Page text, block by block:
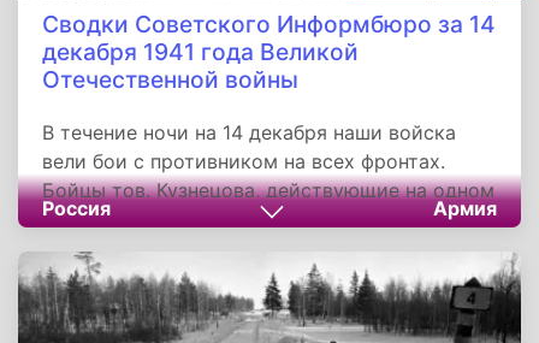
Сводки Советского Информбюро за 14
декабря 1941 года Великой
Отечественной войны
В течение ночи на 14 декабря наши войска
вели бои с противником на всех фронтах.
Бойцы тов. Кузнецова, действующие на одном
из участков Западного фронта, за день боёв
захватили 24 немецких танка, 9 бронемашин,
16 орудий, 7 миномётов, 186 автомашин, 54
мотоцикла и много боеприпасов.
Россия Армия